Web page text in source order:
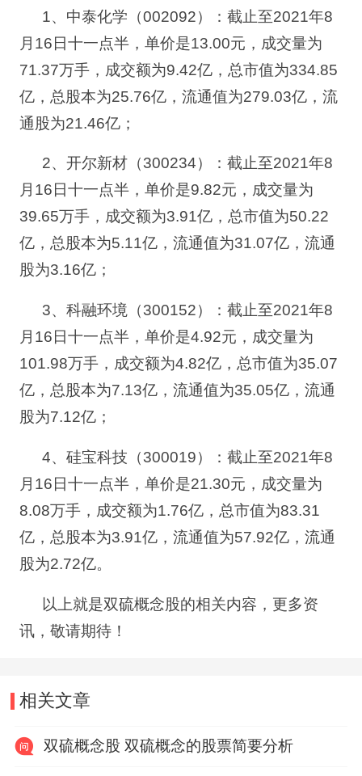
1、 中泰化学（002092） ： 截止至2021年8
月16日十一点半，单价是13.00元， 成交量为
71.37万手，成交额为9.42亿，总市值为334.85
亿，总股本为25.76亿，流通值为279.03亿，流
通股为21.46亿；
2、 开尔新材（300234） ： 截止至2021年8
月16日十一点半，单价是9.82元， 成交量为
39.65万手，成交额为3.91亿，总市值为50.22
亿，总股本为5.11亿，流通值为31.07亿，流通
股为3.16亿；
3、 科融环境（300152） ： 截止至2021年8
月16日十一点半，单价是4.92元， 成交量为
101.98万手，成交额为4.82亿，总市值为35.07
亿，总股本为7.13亿，流通值为35.05亿，流通
股为7.12亿；
4、 硅宝科技（300019） ： 截止至2021年8
月16日十一点半，单价是21.30元， 成交量为
8.08万手，成交额为1.76亿，总市值为83.31
亿，总股本为3.91亿，流通值为57.92亿，流通
股为2.72亿。
以上就是双硫概念股的相关内容，更多资
讯，敬请期待！
相关文章
双硫概念股 双硫概念的股票简要分析